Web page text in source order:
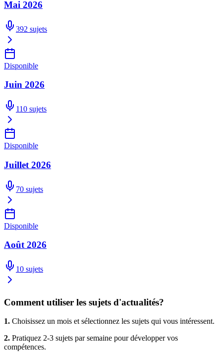
Mai 2026
392 sujets
Disponible
Juin 2026
110 sujets
Disponible
Juillet 2026
70 sujets
Disponible
Août 2026
10 sujets
Comment utiliser les sujets d'actualités?
1. Choisissez un mois et sélectionnez les sujets qui vous intéressent.
2. Pratiquez 2-3 sujets par semaine pour développer vos
compétences.